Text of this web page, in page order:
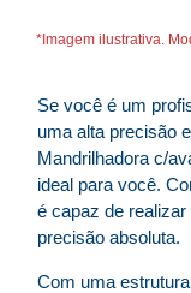
*Imagem ilustrativa.
Se você é um
uma alta precisão
Mandrilhadora c/
ideal para você.
é capaz de
precisão absoluta.
Com uma